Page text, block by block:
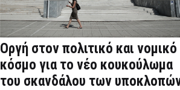
Οργή στον πολιτικό και νομικό
κόσμο για το νέο κουκούλωμα
του σκανδάλου των